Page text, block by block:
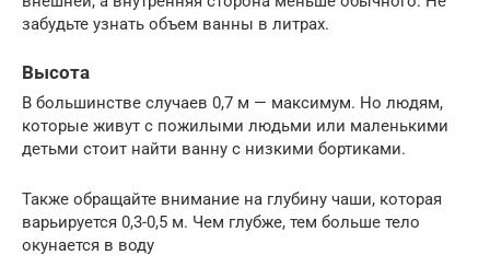
забудьте узнать объем ванны в литрах.
Высота
В большинстве случаев 0,7 м — максимум. Но людям,
которые живут с пожилыми людьми или маленькими
детьми стоит найти ванну с низкими бортиками.
Также обращайте внимание на глубину чаши, которая
варьируется 0,3-0,5 м. Чем глубже, тем больше тело
окунается в воду